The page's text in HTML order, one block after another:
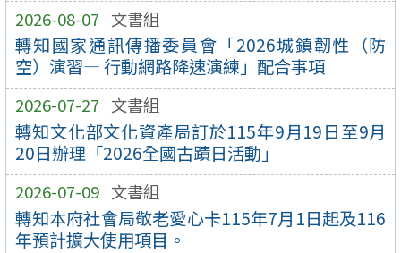
2026-08-07 文書組
轉知國家通訊傳播委員會「2026城鎮韌性（防
空）演習— 行動網路降速演練」配合事項
2026-07-27 文書組
轉知文化部文化資產局訂於115年9月19日至9月
20日辦理「2026全國古蹟日活動」
2026-07-09 文書組
轉知本府社會局敬老愛心卡115年7月1日起及116
年預計擴大使用項目。